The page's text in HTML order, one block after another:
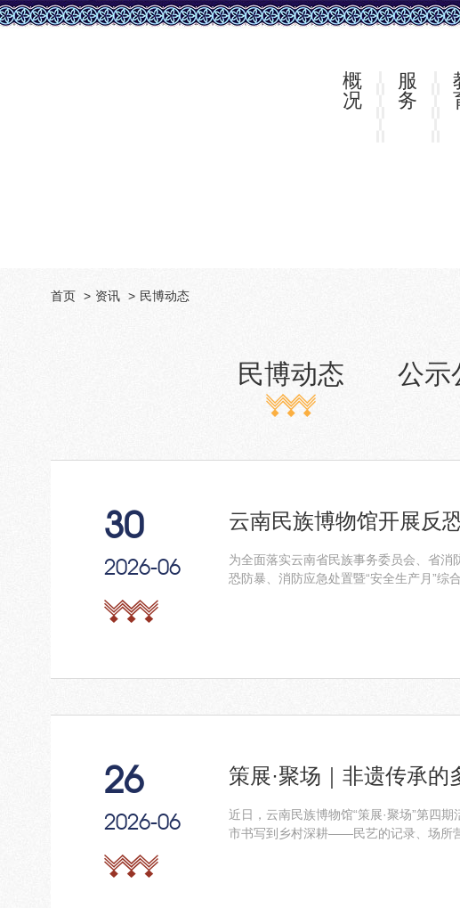
概
况
服
务
首页 资讯 民博动态
民博动态 公示
云南民族博物馆开展反
30
2026-06
为全面落实云南省民族事务委员会、省消
恐防暴、消防应急处置暨“安全生产月”综
策展·聚场｜非遗传承
26
2026-06
近日，云南民族博物馆“策展·聚场”第四
市书写到乡村深耕——民艺的记录、场所